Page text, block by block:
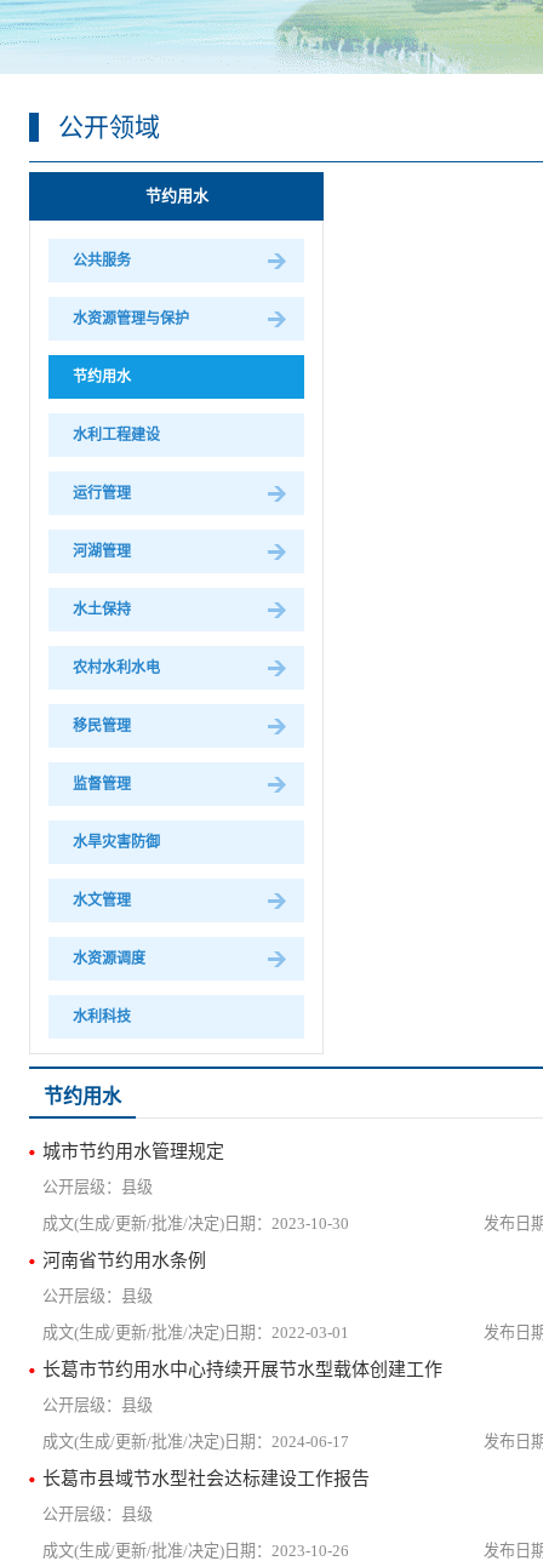
公开领域
节约用水
公共服务
水资源管理与保护
节约用水
水利工程建设
运行管理
河湖管理
水土保持
农村水利水电
移民管理
监督管理
水旱灾害防御
水文管理
水资源调度
水利科技
节约用水
城市节约用水管理规定
县级
2023-10-30
河南省节约用水条例
县级
2022-03-01
长葛市节约用水中心持续开展节水型载体创建工作
县级
2024-06-17
长葛市县域节水型社会达标建设工作报告
县级
2023-10-26